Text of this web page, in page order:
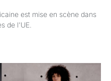
est mise en scène dans
de l'UE.